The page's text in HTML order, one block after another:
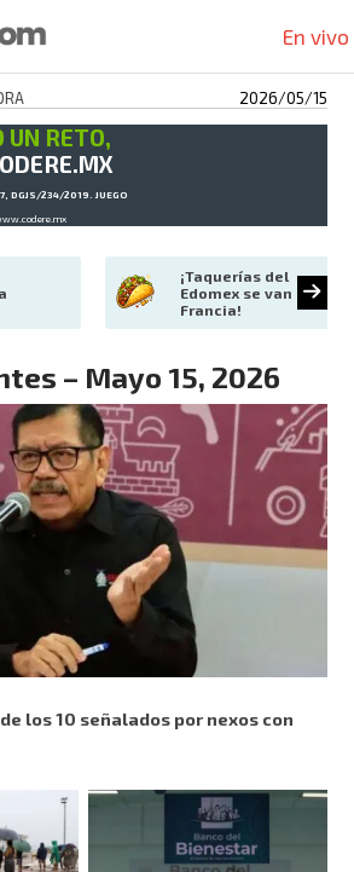
En vivo
2026/05/15
UN RETO,
DGJS/234/2019. JUEGO
¡Taquerías del
Edomex se van a
Francia!
– Mayo 15, 2026
de los 10 señalados por nexos con